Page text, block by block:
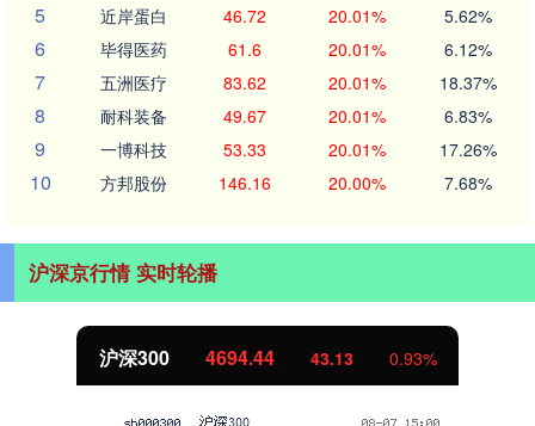
5 近岸蛋白 46.72 20.01% 5.62%
6 毕得医药 61.6 20.01% 6.12%
7 五洲医疗 83.62 20.01% 18.37%
8 耐科装备 49.67 20.01% 6.83%
9 一博科技 53.33 20.01% 17.26%
10 方邦股份 146.16 20.00% 7.68%
沪深京行情 实时轮播
沪深300 4694.44 43.13 0.93%